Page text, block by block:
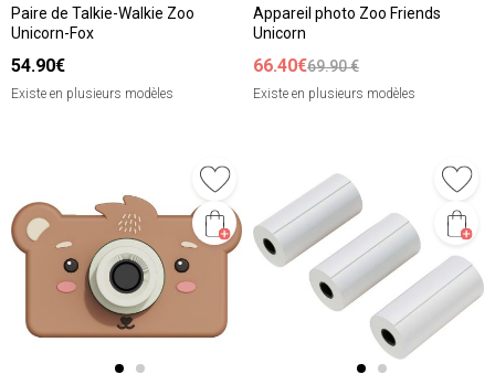
Paire de Talkie-Walkie Zoo
Unicorn-Fox
54.90€
Existe en plusieurs modèles
Appareil photo Zoo Friends
Unicorn
66.40€69.90 €
Existe en plusieurs modèles